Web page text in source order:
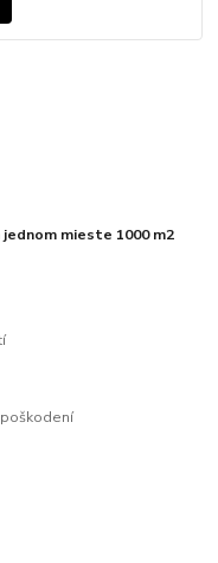
mieste 1000 m2
poškodení